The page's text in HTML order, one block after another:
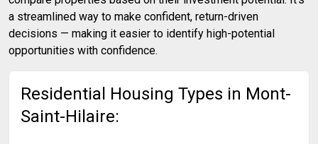
a streamlined way to make confident, return-driven
decisions — making it easier to identify high-potential
opportunities with confidence.
Residential Housing Types in Mont-
Saint-Hilaire: